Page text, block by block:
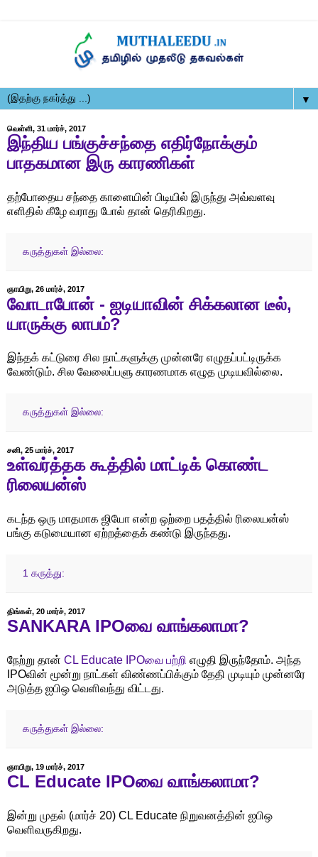
▼
வெள்ளி, 31 மார்ச், 2017
இந்திய பங்குச்சந்தை எதிர்நோக்கும்
பாதகமான இரு காரணிகள்
தற்போதைய சந்தை காளையின் பிடியில் இருந்து அவ்வளவு
எளிதில் கீழே வராது போல் தான் தெரிகிறது.
கருத்துகள் இல்லை:
ஞாயிறு, 26 மார்ச், 2017
வோடாபோன் - ஐடியாவின் சிக்கலான டீல்,
யாருக்கு லாபம்?
இந்தக் கட்டுரை சில நாட்களுக்கு முன்னரே எழுதப்பட்டிருக்க
வேண்டும். சில வேலைப்பளு காரணமாக எழுத முடியவில்லை.
கருத்துகள் இல்லை:
சனி, 25 மார்ச், 2017
உள்வர்த்தக கூத்தில் மாட்டிக் கொண்ட
ரிலையன்ஸ்
கடந்த ஒரு மாதமாக ஜியோ என்ற ஒற்றை பதத்தில் ரிலையன்ஸ்
பங்கு கடுமையான ஏற்றத்தைக் கண்டு இருந்தது.
1 கருத்து:
திங்கள், 20 மார்ச், 2017
SANKARA IPOவை வாங்கலாமா?
நேற்று தான் CL Educate IPOவை பற்றி எழுதி இருந்தோம். அந்த
IPOவின் மூன்று நாட்கள் விண்ணப்பிக்கும் தேதி முடியும் முன்னரே
அடுத்த ஐபிஒ வெளிவந்து விட்டது.
கருத்துகள் இல்லை:
ஞாயிறு, 19 மார்ச், 2017
CL Educate IPOவை வாங்கலாமா?
இன்று முதல் (மார்ச் 20) CL Educate நிறுவனத்தின் ஐபிஒ
வெளிவருகிறது.